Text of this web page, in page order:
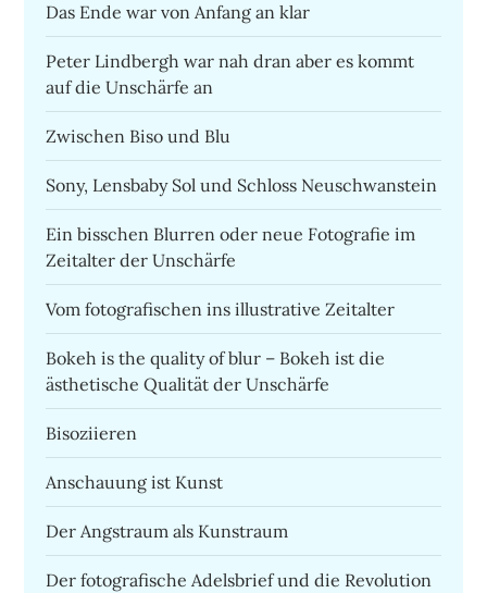
Das Ende war von Anfang an klar
Peter Lindbergh war nah dran aber es kommt
auf die Unschärfe an
Zwischen Biso und Blu
Sony, Lensbaby Sol und Schloss Neuschwanstein
Ein bisschen Blurren oder neue Fotografie im
Zeitalter der Unschärfe
Vom fotografischen ins illustrative Zeitalter
Bokeh is the quality of blur – Bokeh ist die
ästhetische Qualität der Unschärfe
Bisoziieren
Anschauung ist Kunst
Der Angstraum als Kunstraum
Der fotografische Adelsbrief und die Revolution